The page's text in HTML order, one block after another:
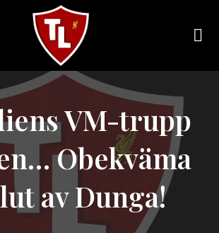
Sveriges
största
online
magazine!
VM-trupp
Obekväma
av Dunga!